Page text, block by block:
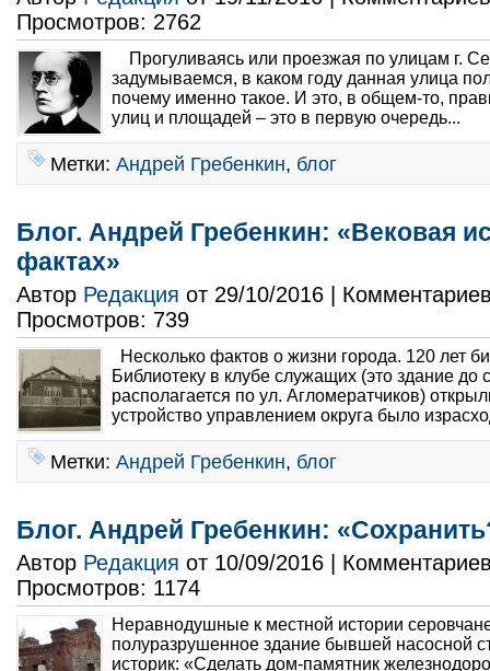
Просмотров: 2762
Прогуливаясь или проезжая по улицам г.
задумываемся, в каком году данная улица
почему именно такое. И это, в общем-то,
улиц и площадей – это в первую очередь...
Метки: Андрей Гребенкин, блог
Блог. Андрей Гребенкин: «Вековая
фактах»
Автор Редакция от 29/10/2016 |
Просмотров: 739
Несколько фактов о жизни города. 120 лет
Библиотеку в клубе служащих (это здание до
располагается по ул. Агломератчиков)
устройство управлением округа было
Метки: Андрей Гребенкин, блог
Блог. Андрей Гребенкин:
Автор Редакция от 10/09/2016 |
Просмотров: 1174
Неравнодушные к местной истории
полуразрушенное здание бывшей насосной
историк: «Сделать дом-памятник